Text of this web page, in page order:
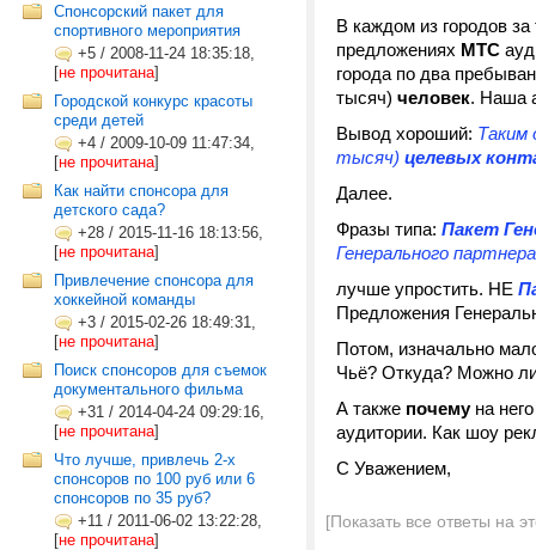
Спонсорский пакет для
спортивного мероприятия
+5 / 2008-11-24 18:35:18,
[не прочитана]
Городской конкурс красоты
среди детей
+4 / 2009-10-09 11:47:34,
[не прочитана]
Как найти спонсора для
детского сада?
+28 / 2015-11-16 18:13:56,
[не прочитана]
Привлечение спонсора для
хоккейной команды
+3 / 2015-02-26 18:49:31,
[не прочитана]
Поиск спонсоров для съемок
документального фильма
+31 / 2014-04-24 09:29:16,
[не прочитана]
Что лучше, привлечь 2-х
спонсоров по 100 руб или 6
спонсоров по 35 руб?
+11 / 2011-06-02 13:22:28,
[не прочитана]
В каждом из городов
предложениях МТС
города по два
тысяч) человек. Наша
Вывод хороший: Таким
тысяч) целевых
Далее.
Фразы типа: Пакет
Генерального партнера
лучше упростить. НЕ
Предложения
Потом, изначально
Чьё? Откуда? Можно
А также почемуна
аудитории. Как шоу
С Уважением,
[Показать все ответы на